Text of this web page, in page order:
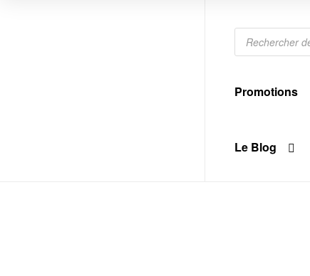
Promotions
Le Blog